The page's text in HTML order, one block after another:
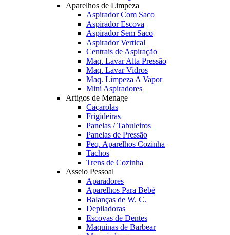
Aparelhos de Limpeza
Aspirador Com Saco
Aspirador Escova
Aspirador Sem Saco
Aspirador Vertical
Centrais de Aspiração
Maq. Lavar Alta Pressão
Maq. Lavar Vidros
Maq. Limpeza A Vapor
Mini Aspiradores
Artigos de Menage
Caçarolas
Frigideiras
Panelas / Tabuleiros
Panelas de Pressão
Peq. Aparelhos Cozinha
Tachos
Trens de Cozinha
Asseio Pessoal
Aparadores
Aparelhos Para Bebé
Balanças de W. C.
Depiladoras
Escovas de Dentes
Maquinas de Barbear